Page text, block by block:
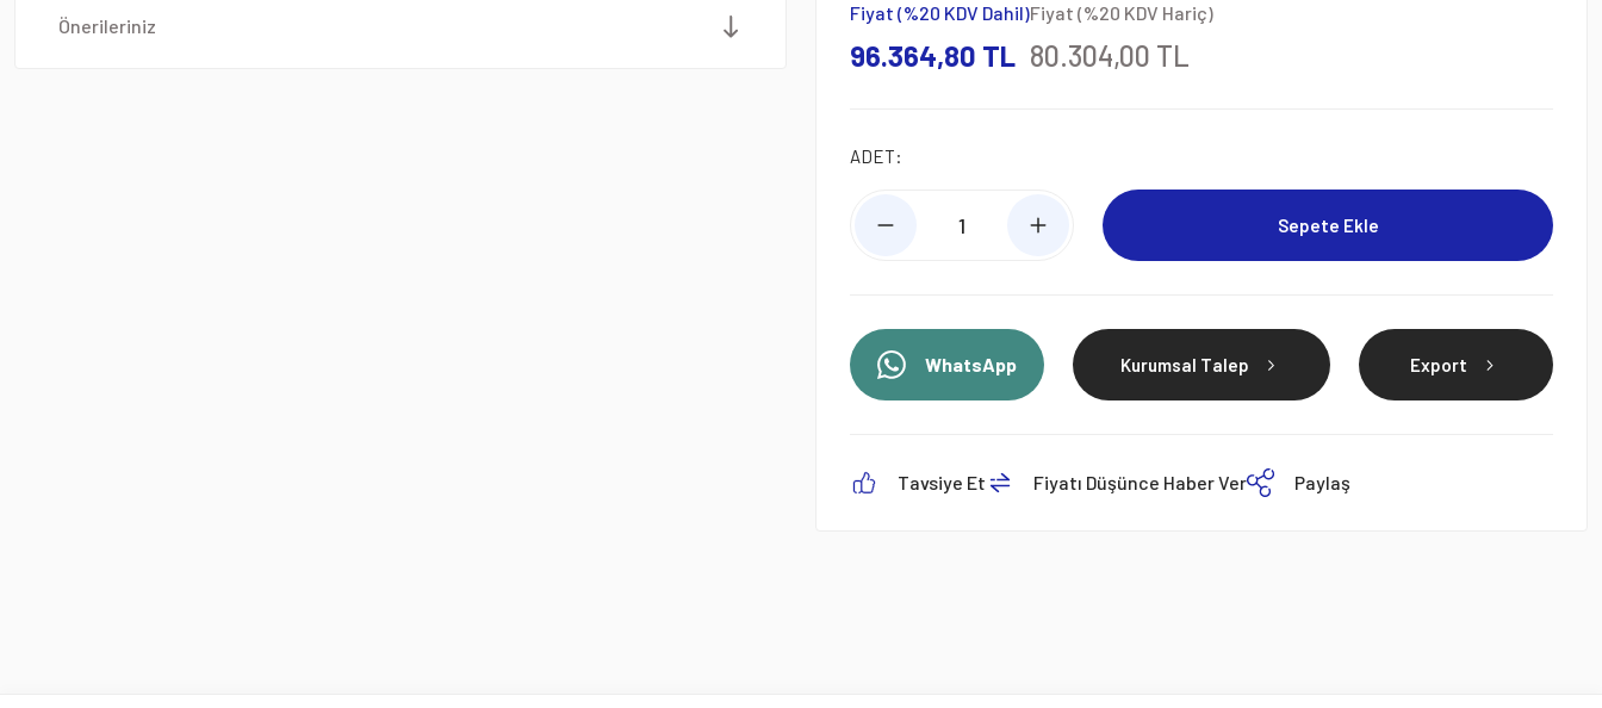
Önerileriniz
Fiyat (%20 KDV Dahil)
96.364,80 TL
Fiyat (%20 KDV Hariç)
80.304,00 TL
ADET:
Sepete Ekle
WhatsApp Kurumsal Talep Export
Tavsiye Et Fiyatı Düşünce Haber Ver Paylaş